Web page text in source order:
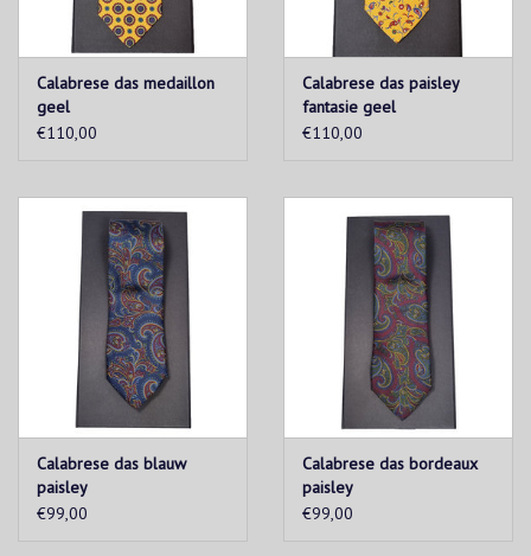
Calabrese das medaillon
geel
€110,00
Calabrese das paisley
fantasie geel
€110,00
Calabrese das blauw
paisley
€99,00
Calabrese das bordeaux
paisley
€99,00